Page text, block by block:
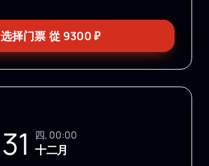
选择门票 從 9300₽
31 四, 00:00
十二月